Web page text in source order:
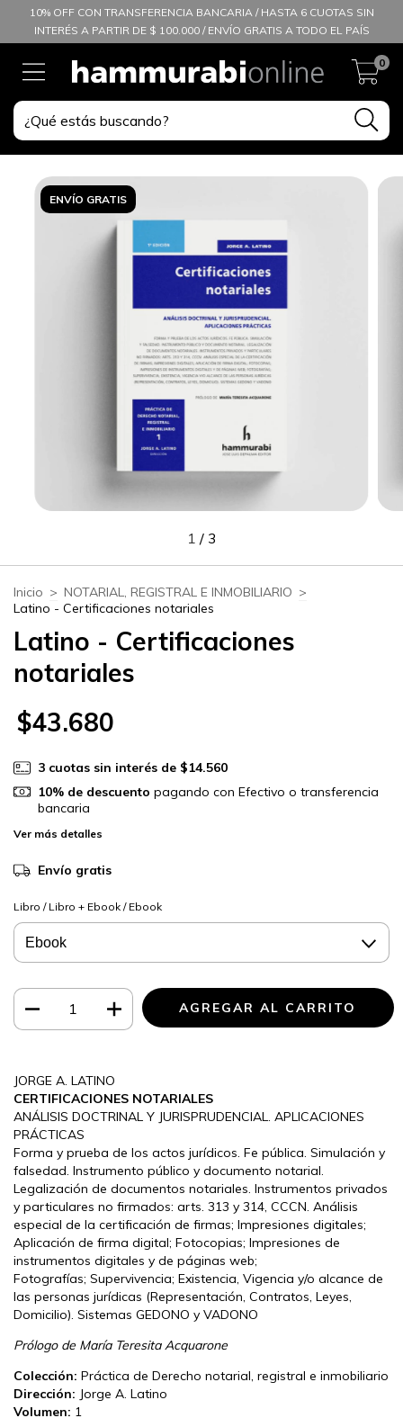
10% OFF CON TRANSFERENCIA BANCARIA / HASTA 6 CUOTAS SIN
INTERÉS A PARTIR DE $ 100.000 / ENVÍO GRATIS A TODO EL PAÍS
0
ENVÍO GRATIS
1 / 3
Inicio > NOTARIAL, REGISTRAL E INMOBILIARIO >
Latino - Certificaciones notariales
Latino - Certificaciones
notariales
$43.680
3 cuotas sin interés de $14.560
10% de descuento pagando con Efectivo o transferencia
bancaria
Ver más detalles
Envío gratis
Libro / Libro + Ebook / Ebook
JORGE A. LATINO
CERTIFICACIONES NOTARIALES
ANÁLISIS DOCTRINAL Y JURISPRUDENCIAL. APLICACIONES
PRÁCTICAS
Forma y prueba de los actos jurídicos. Fe pública. Simulación y
falsedad. Instrumento público y documento notarial.
Legalización de documentos notariales. Instrumentos privados
y particulares no firmados: arts. 313 y 314, CCCN. Análisis
especial de la certificación de firmas; Impresiones digitales;
Aplicación de firma digital; Fotocopias; Impresiones de
instrumentos digitales y de páginas web;
Fotografías; Supervivencia; Existencia, Vigencia y/o alcance de
las personas jurídicas (Representación, Contratos, Leyes,
Domicilio). Sistemas GEDONO y VADONO
Prólogo de María Teresita Acquarone
Colección: Práctica de Derecho notarial, registral e inmobiliario
Dirección: Jorge A. Latino
Volumen: 1